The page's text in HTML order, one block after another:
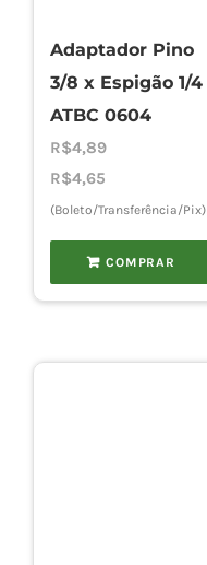
Adaptador Pino
3/8 x Espigão 1/4
ATBC 0604
R$4,89
R$4,65
(Boleto/Transferência/Pix)
COMPRAR